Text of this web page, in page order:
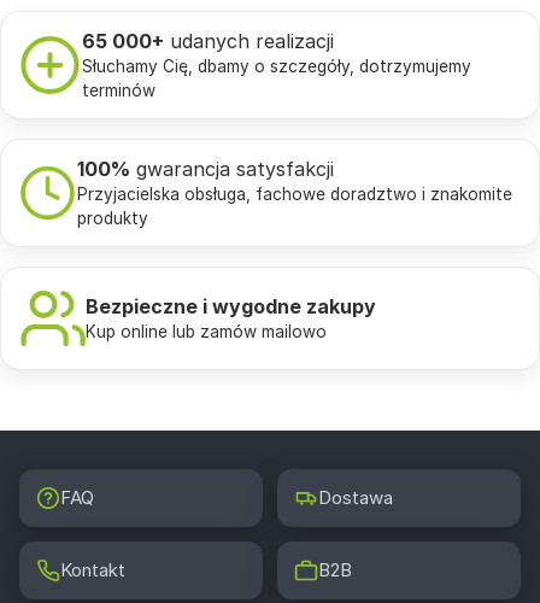
65 000+ udanych realizacji
Słuchamy Cię, dbamy o szczegóły, dotrzymujemy
terminów
100% gwarancja satysfakcji
Przyjacielska obsługa, fachowe doradztwo i znakomite
produkty
Bezpieczne i wygodne zakupy
Kup online lub zamów mailowo
FAQ Dostawa
Kontakt B2B